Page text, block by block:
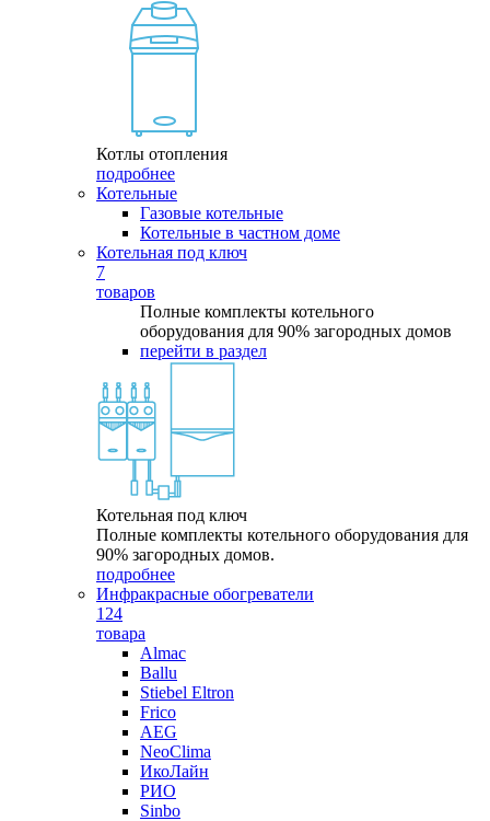
Котлы отопления
подробнее
Котельные
Газовые котельные
Котельные в частном доме
Котельная под ключ
7
товаров
Полные комплекты котельного
оборудования для 90% загородных домов
перейти в раздел
Котельная под ключ
Полные комплекты котельного оборудования для
90% загородных домов.
подробнее
Инфракрасные обогреватели
124
товара
Almac
Ballu
Stiebel Eltron
Frico
AEG
NeoClima
ИкоЛайн
РИО
Sinbo